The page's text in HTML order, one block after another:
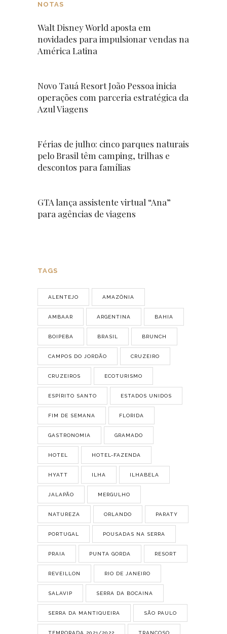
NOTAS
Walt Disney World aposta em
novidades para impulsionar vendas na
América Latina
Novo Tauá Resort João Pessoa inicia
operações com parceria estratégica da
Azul Viagens
Férias de julho: cinco parques naturais
pelo Brasil têm camping, trilhas e
descontos para famílias
GTA lança assistente virtual “Ana”
para agências de viagens
TAGS
ALENTEJO AMAZÔNIA
AMBAAR ARGENTINA BAHIA
BOIPEBA BRASIL BRUNCH
CAMPOS DO JORDÃO CRUZEIRO
CRUZEIROS ECOTURISMO
ESPÍRITO SANTO ESTADOS UNIDOS
FIM DE SEMANA FLORIDA
GASTRONOMIA GRAMADO
HOTEL HOTEL-FAZENDA
HYATT ILHA ILHABELA
JALAPÃO MERGULHO
NATUREZA ORLANDO PARATY
PORTUGAL POUSADAS NA SERRA
PRAIA PUNTA GORDA RESORT
REVEILLON RIO DE JANEIRO
SALAVIP SERRA DA BOCAINA
SERRA DA MANTIQUEIRA SÃO PAULO
TEMPORADA 2021/2022 TRANCOSO